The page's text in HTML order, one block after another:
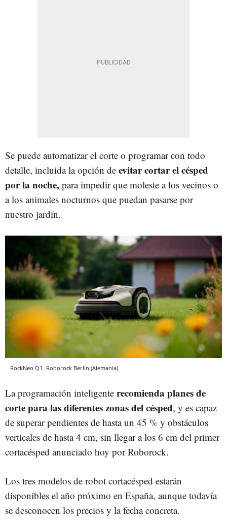
Se puede automatizar el corte o programar con todo
detalle, incluida la opción de evitar cortar el césped
por la noche, para impedir que moleste a los vecinos o
a los animales nocturnos que puedan pasarse por
nuestro jardín.
RockNeo Q1 Roborock Berlín (Alemania)
La programación inteligente recomienda planes de
corte para las diferentes zonas del césped, y es capaz
de superar pendientes de hasta un 45 % y obstáculos
verticales de hasta 4 cm, sin llegar a los 6 cm del primer
cortacésped anunciado hoy por Roborock.
Los tres modelos de robot cortacésped estarán
disponibles el año próximo en España, aunque todavía
se desconocen los precios y la fecha concreta.